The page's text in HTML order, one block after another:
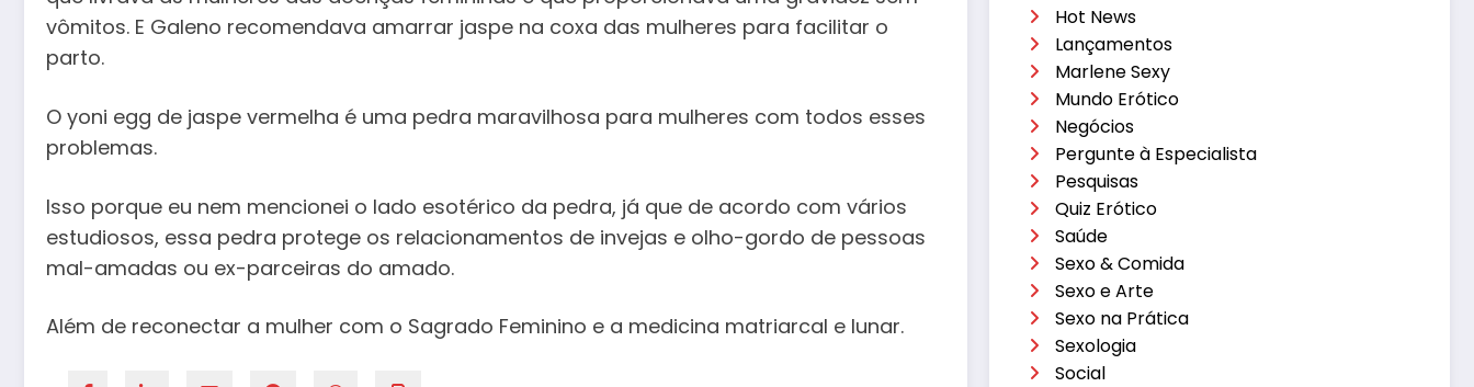
vômitos. E Galeno recomendava amarrar jaspe na coxa das mulheres para facilitar o
parto.
O yoni egg de jaspe vermelha é uma pedra maravilhosa para mulheres com todos esses
problemas.
Isso porque eu nem mencionei o lado esotérico da pedra, já que de acordo com vários
estudiosos, essa pedra protege os relacionamentos de invejas e olho-gordo de pessoas
mal-amadas ou ex-parceiras do amado.
Além de reconectar a mulher com o Sagrado Feminino e a medicina matriarcal e lunar.
Hot News
Lançamentos
Marlene Sexy
Mundo Erótico
Negócios
Pergunte à Especialista
Pesquisas
Quiz Erótico
Saúde
Sexo & Comida
Sexo e Arte
Sexo na Prática
Sexologia
Social